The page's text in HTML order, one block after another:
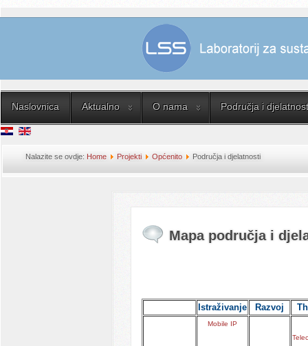
Naslovnica Aktualno O nama Područja i
Nalazite se ovdje: Home Projekti Općenito Područja i djelatnosti
Mapa područja i
Istraživanje Razvoj
Mobile IP